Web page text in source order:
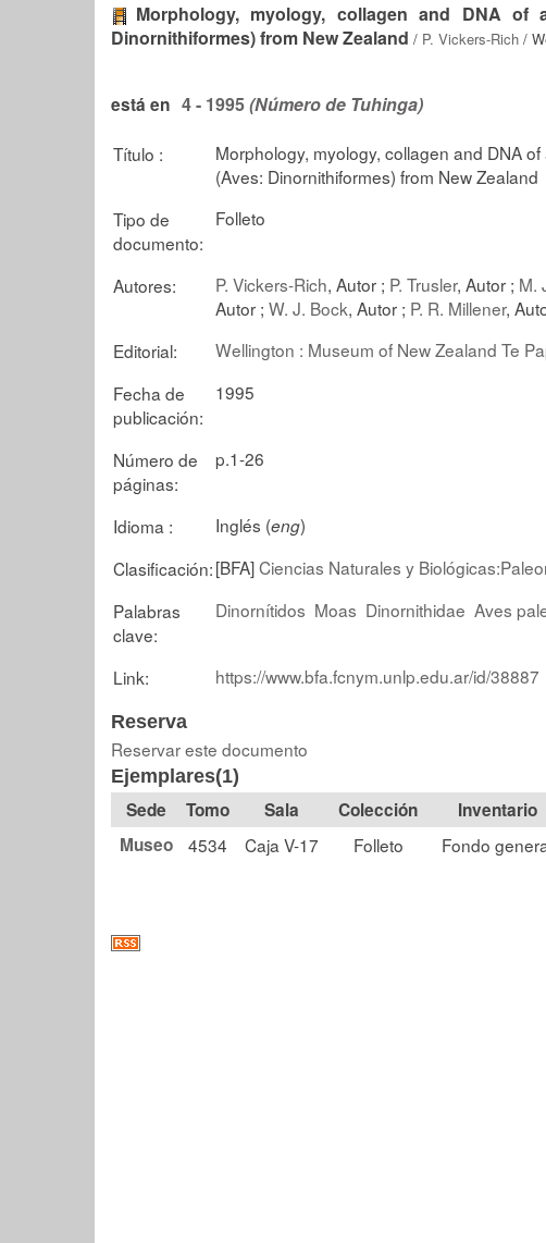
Morphology, myology, collagen and DNA of
Dinornithiformes) from New Zealand / P. Vickers-Rich /
está en 4 - 1995(Número de Tuhinga)
Título :
Morphology, myology, collagen and DNA
(Aves: Dinornithiformes) from New Zealand
Tipo de
documento:
Folleto
Autores: P. Vickers-Rich, Autor ; P. Trusler, Autor ; M.
Autor ; W. J. Bock, Autor ; P. R. Millener,
Editorial:
Wellington : Museum of New Zealand Te
Fecha de
publicación:
1995
Número de
páginas:
p.1-26
Idioma : Inglés (eng)
Clasificación:[BFA]Ciencias Naturales y
Palabras
clave:
Dinornítidos Moas Dinornithidae Aves
Link: https://www.bfa.fcnym.unlp.edu.ar/id/38887
Reserva
Reservar este documento
Ejemplares(1)
Tomo Sala Colección
Museo
4534 Caja V-17 Folleto Fondo